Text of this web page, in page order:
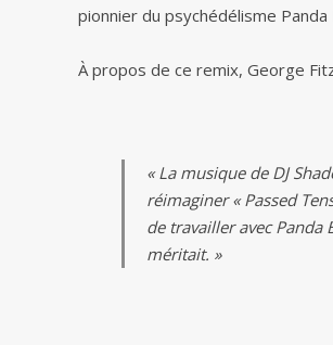
pionnier du psychédélisme Panda
À propos de ce remix, George
« La musique de DJ
réimaginer « Passed
de travailler avec Panda
méritait. »